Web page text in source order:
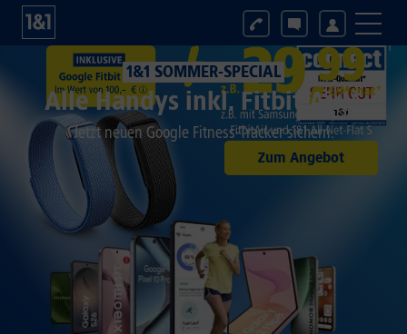
Zum Angebot
1&1 SOMMER-SPECIAL
Alle Handys inkl. Fitbit Air!*
Jetzt neuen Google Fitness-Tracker sichern.